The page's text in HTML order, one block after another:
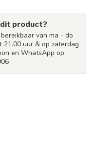
dit product?
van ma - do
21.00 uur & op zaterdag
en WhatsApp op